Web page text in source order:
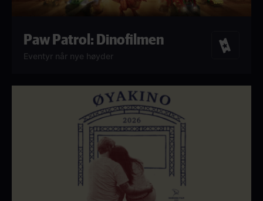
Paw Patrol: Dinofilmen
Eventyr når nye høyder
Billetter